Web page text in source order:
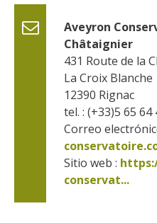
Aveyron
Châtaignier
431 Route de la
La Croix Blanche
12390 Rignac
tel. : (+33)5 65 64
Correo
Sitio web :
conservat...